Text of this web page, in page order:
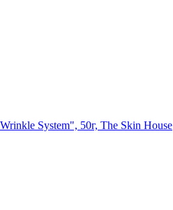
System", 50г, The Skin House